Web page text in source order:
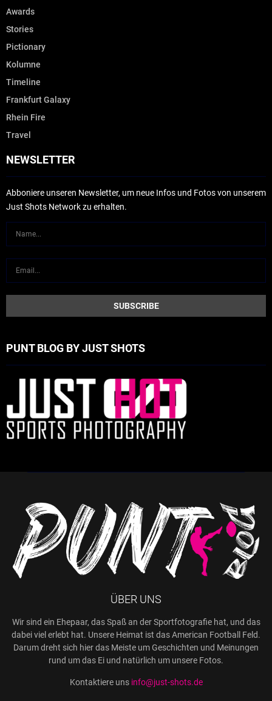
Awards
Stories
Pictionary
Kolumne
Timeline
Frankfurt Galaxy
Rhein Fire
Travel
NEWSLETTER
Abboniere unseren Newsletter, um neue Infos und Fotos von unserem
Just Shots Network zu erhalten.
PUNT BLOG BY JUST SHOTS
ÜBER UNS
Wir sind ein Ehepaar, das Spaß an der Sportfotografie hat, und das
dabei viel erlebt hat. Unsere Heimat ist das American Football Feld.
Darum dreht sich hier das Meiste um Geschichten und Meinungen
rund um das Ei und natürlich um unsere Fotos.
Kontaktiere uns info@just-shots.de